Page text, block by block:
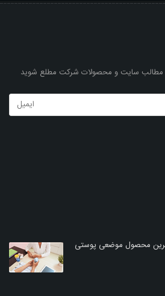
بتامتازون- ناژو 0.1%
مطالب سایت و محصولات شرکت مطلع شوید
محصول موضعی پوستی